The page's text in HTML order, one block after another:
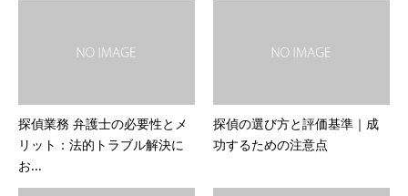
探偵業務 弁護士の必要性とメ
リット：法的トラブル解決に
お...
探偵の選び方と評価基準｜成
功するための注意点